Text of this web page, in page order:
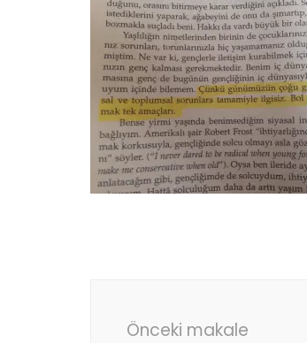
dolaşımı
Önceki makale